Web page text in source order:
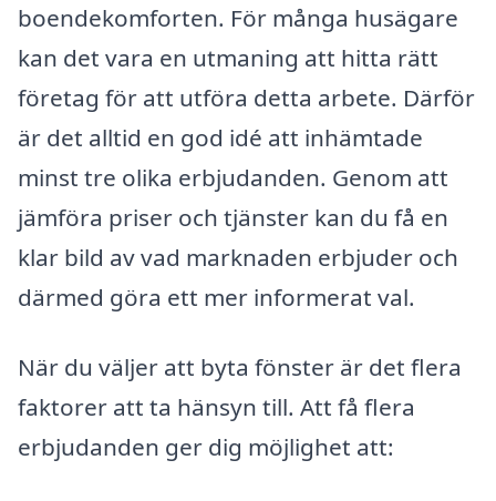
boendekomforten. För många husägare
kan det vara en utmaning att hitta rätt
företag för att utföra detta arbete. Därför
är det alltid en god idé att inhämtade
minst tre olika erbjudanden. Genom att
jämföra priser och tjänster kan du få en
klar bild av vad marknaden erbjuder och
därmed göra ett mer informerat val.
När du väljer att byta fönster är det flera
faktorer att ta hänsyn till. Att få flera
erbjudanden ger dig möjlighet att: